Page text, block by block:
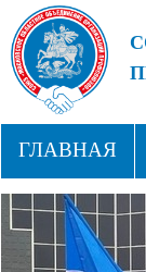
ГЛАВНАЯ
СТРУКТУРА